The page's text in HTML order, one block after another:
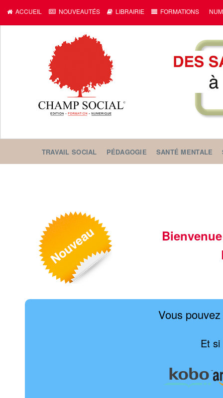
ACCUEIL NOUVEAUTÉS LIBRAIRIE FORMATIONS
TRAVAIL SOCIAL PÉDAGOGIE SANTÉ MENTALE
Vous
Et si